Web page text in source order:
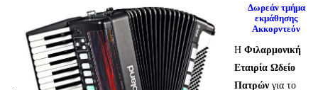
Δωρεάν τμήμα
εκμάθησης
Ακκορντεόν
Η Φιλαρμονική
Εταιρία Ωδείο
Πατρών για το